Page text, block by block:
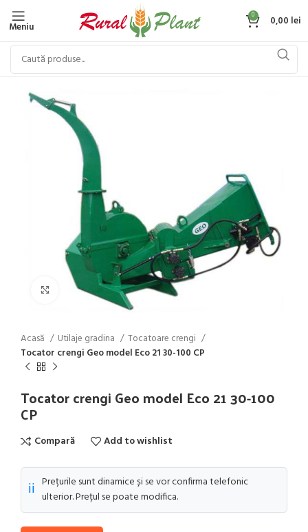
Meniu
0 0,00 lei
Click to enlarge
Acasă Utilaje gradina
Tocatoare crengi
Tocator crengi Geo model Eco 21 30-100 CP
Tocator crengi Geo model Eco 21 30-100
CP
Compară Add to wishlist
ℹ️ Prețurile sunt dinamice și se vor confirma telefonic
ulterior. Prețul se poate modifica.